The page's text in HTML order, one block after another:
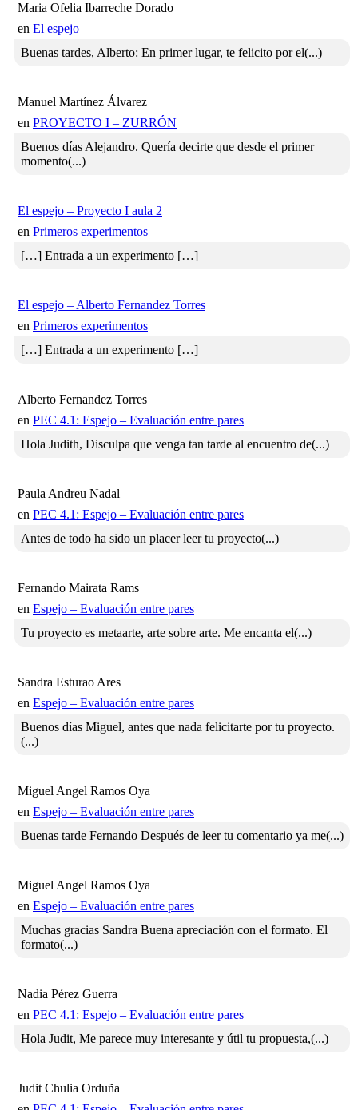
Maria Ofelia Ibarreche Dorado
en El espejo
Buenas tardes, Alberto: En primer lugar, te felicito por el(...)
Manuel Martínez Álvarez
en PROYECTO I – ZURRÓN
Buenos días Alejandro. Quería decirte que desde el primer
momento(...)
El espejo – Proyecto I aula 2
en Primeros experimentos
[…] Entrada a un experimento […]
El espejo – Alberto Fernandez Torres
en Primeros experimentos
[…] Entrada a un experimento […]
Alberto Fernandez Torres
en PEC 4.1: Espejo – Evaluación entre pares
Hola Judith, Disculpa que venga tan tarde al encuentro de(...)
Paula Andreu Nadal
en PEC 4.1: Espejo – Evaluación entre pares
Antes de todo ha sido un placer leer tu proyecto(...)
Fernando Mairata Rams
en Espejo – Evaluación entre pares
Tu proyecto es metaarte, arte sobre arte. Me encanta el(...)
Sandra Esturao Ares
en Espejo – Evaluación entre pares
Buenos días Miguel, antes que nada felicitarte por tu proyecto.
(...)
Miguel Angel Ramos Oya
en Espejo – Evaluación entre pares
Buenas tarde Fernando Después de leer tu comentario ya me(...)
Miguel Angel Ramos Oya
en Espejo – Evaluación entre pares
Muchas gracias Sandra Buena apreciación con el formato. El
formato(...)
Nadia Pérez Guerra
en PEC 4.1: Espejo – Evaluación entre pares
Hola Judit, Me parece muy interesante y útil tu propuesta,(...)
Judit Chulia Orduña